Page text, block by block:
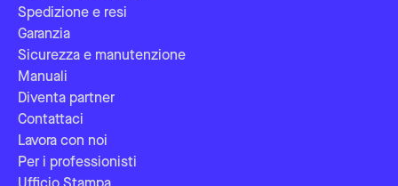
Spedizione e resi
Garanzia
Sicurezza e manutenzione
Manuali
Diventa partner
Contattaci
Lavora con noi
Per i professionisti